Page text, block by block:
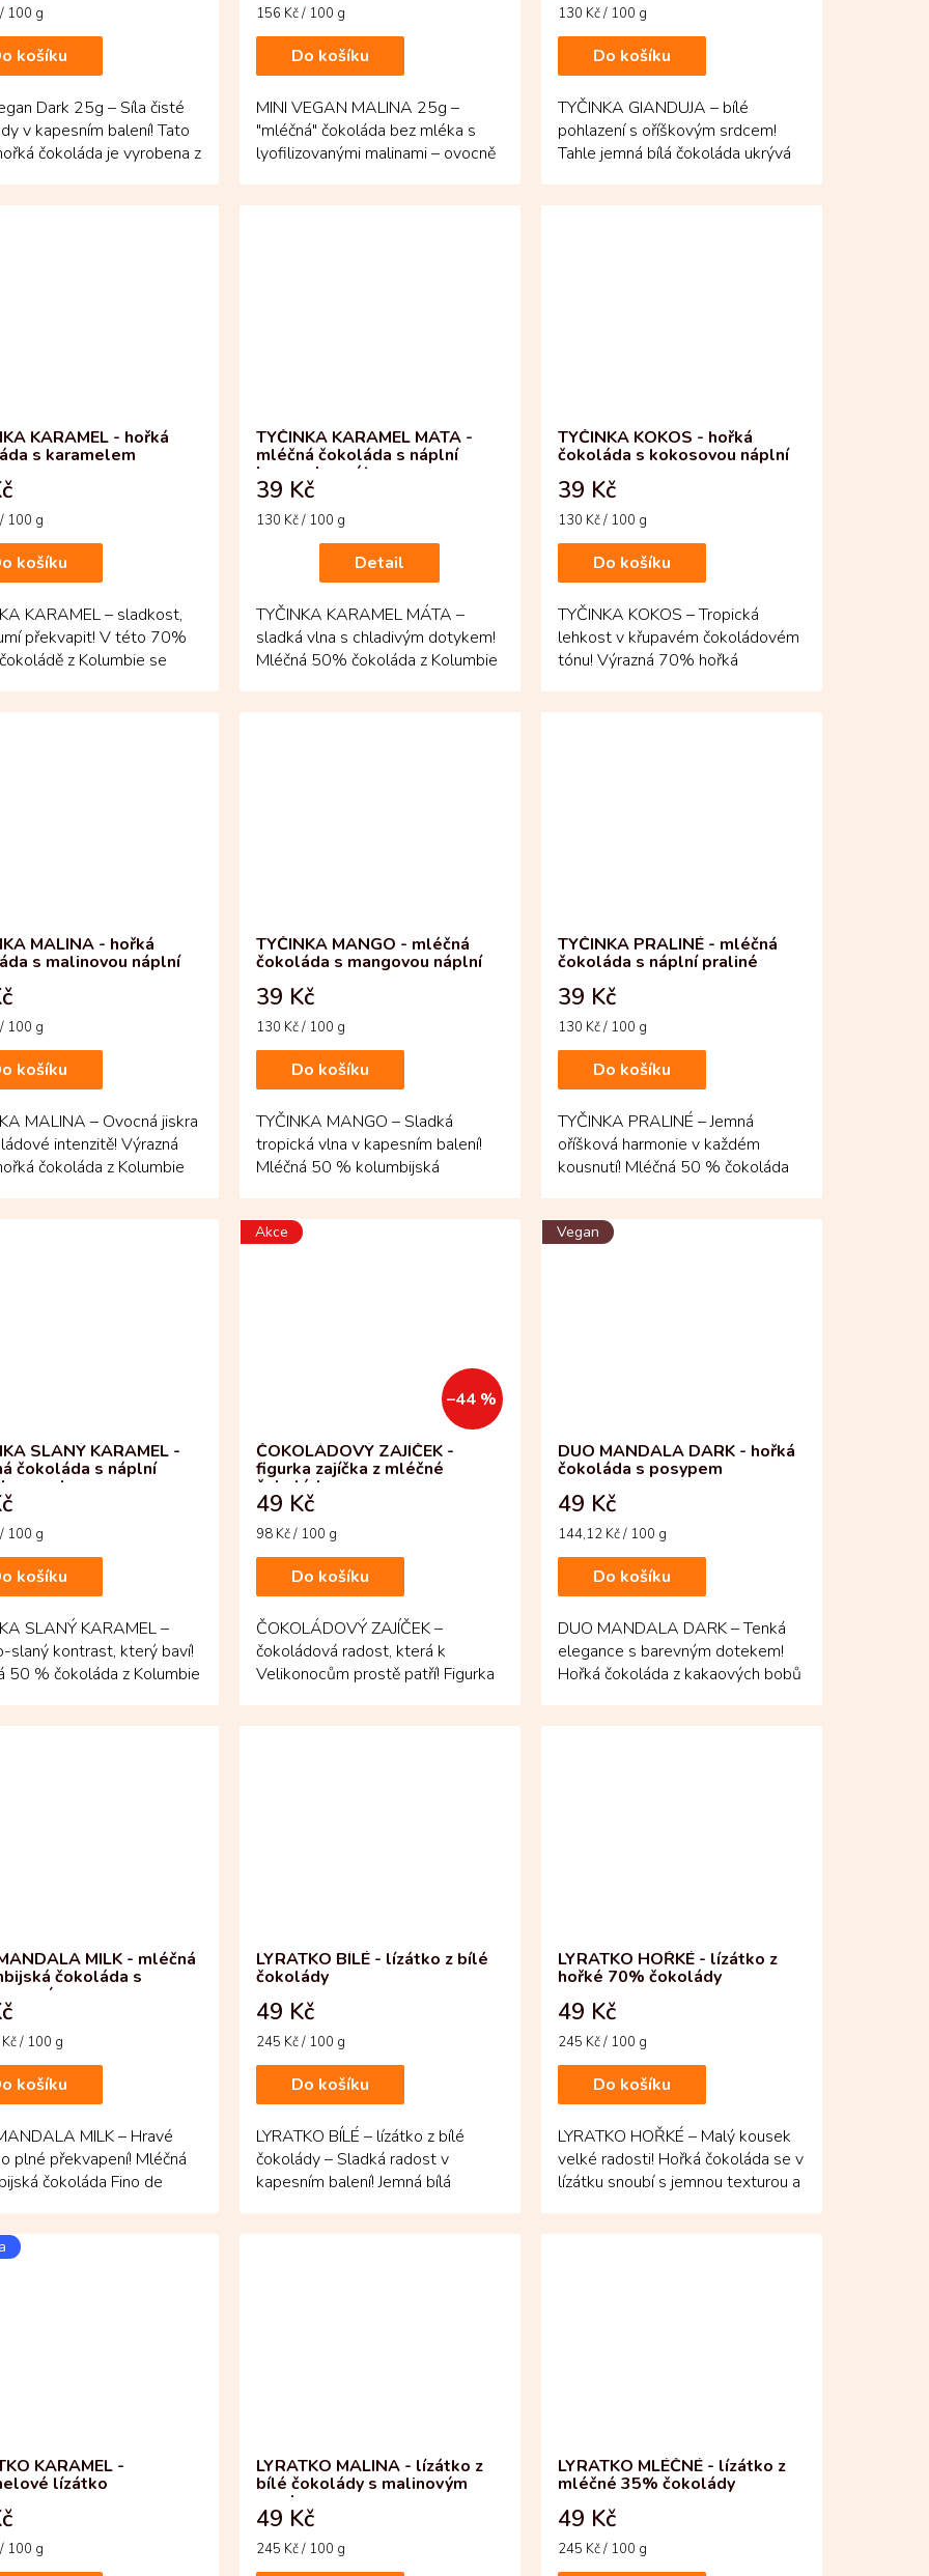
100 g
košíku
Dark 25g – Síla čisté
v kapesním balení! Tato
čokoláda je vyrobena z
Měrná
156 Kč / 100 g
Do košíku
MINI VEGAN MALINA 25g –
"mléčná" čokoláda bez mléka s
lyofilizovanými malinami – ovocně
Měrná
130 Kč / 100 g
Do košíku
TYČINKA GIANDUJA – bílé
pohlazení s oříškovým srdcem!
Tahle jemná bílá čokoláda ukrývá
KARAMEL - hořká
s karamelem
100 g
košíku
KARAMEL – sladkost,
překvapit! V této 70%
z Kolumbie se
TYČINKA KARAMEL MÁTA -
mléčná čokoláda s náplní
karamel a máta
39 Kč
Měrná
130 Kč / 100 g
Detail
TYČINKA KARAMEL MÁTA –
sladká vlna s chladivým dotykem!
Mléčná 50% čokoláda z Kolumbie
TYČINKA KOKOS - hořká
čokoláda s kokosovou náplní
39 Kč
Měrná
130 Kč / 100 g
Do košíku
TYČINKA KOKOS – Tropická
lehkost v křupavém čokoládovém
tónu! Výrazná 70% hořká
MALINA - hořká
s malinovou náplní
100 g
košíku
MALINA – Ovocná jiskra
intenzitě! Výrazná
čokoláda z Kolumbie
TYČINKA MANGO - mléčná
čokoláda s mangovou náplní
39 Kč
Měrná
130 Kč / 100 g
Do košíku
TYČINKA MANGO – Sladká
tropická vlna v kapesním balení!
Mléčná 50 % kolumbijská
TYČINKA PRALINÉ - mléčná
čokoláda s náplní praliné
39 Kč
Měrná
130 Kč / 100 g
Do košíku
TYČINKA PRALINÉ – Jemná
oříšková harmonie v každém
kousnutí! Mléčná 50 % čokoláda
SLANÝ KARAMEL -
čokoláda s náplní
karamel
100 g
košíku
SLANÝ KARAMEL –
slaný kontrast, který baví!
50 % čokoláda z Kolumbie
Akce
–44 %
ČOKOLÁDOVÝ ZAJÍČEK -
figurka zajíčka z mléčné
čokolády
49 Kč
Měrná
98 Kč / 100 g
Do košíku
ČOKOLÁDOVÝ ZAJÍČEK –
čokoládová radost, která k
Velikonocům prostě patří! Figurka
Vegan
DUO MANDALA DARK - hořká
čokoláda s posypem
49 Kč
Měrná
144,12 Kč / 100 g
Do košíku
DUO MANDALA DARK – Tenká
elegance s barevným dotekem!
Hořká čokoláda z kakaových bobů
MILK - mléčná
čokoláda s
ovocem
/ 100 g
košíku
MILK – Hravé
plné překvapení! Mléčná
čokoláda Fino de
LYRATKO BÍLÉ - lízátko z bílé
čokolády
49 Kč
Měrná
245 Kč / 100 g
Do košíku
LYRATKO BÍLÉ – lízátko z bílé
čokolády – Sladká radost v
kapesním balení! Jemná bílá
LYRATKO HOŘKÉ - lízátko z
hořké 70% čokolády
49 Kč
Měrná
245 Kč / 100 g
Do košíku
LYRATKO HOŘKÉ – Malý kousek
velké radosti! Hořká čokoláda se v
lízátku snoubí s jemnou texturou a
KARAMEL -
lízátko
100 g
LYRATKO MALINA - lízátko z
bílé čokolády s malinovým
prachem
49 Kč
Měrná
245 Kč / 100 g
LYRATKO MLÉČNÉ - lízátko z
mléčné 35% čokolády
49 Kč
Měrná
245 Kč / 100 g